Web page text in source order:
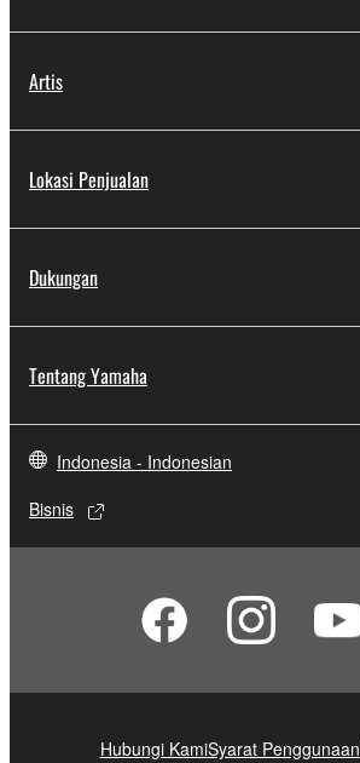
Artis
Lokasi Penjualan
Dukungan
Tentang Yamaha
Indonesia - Indonesian
Bisnis
Hubungi KamiSyarat Penggunaan